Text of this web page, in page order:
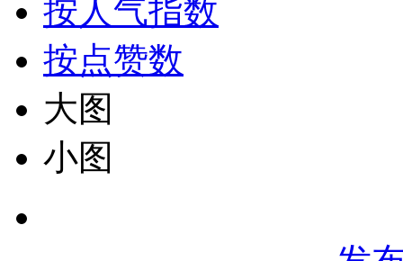
按人气指数
按点赞数
大图
小图